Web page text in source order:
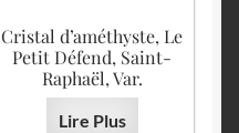
Cristal d’améthyste, Le
Petit Défend, Saint-
Raphaël, Var.
Lire Plus